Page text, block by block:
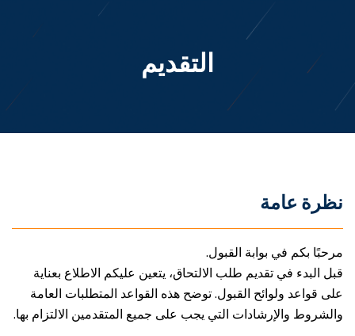
التقديم
نظرة عامة
مرحبًا بكم في بوابة القبول.
قبل البدء في تقديم طلب الالتحاق، يتعين عليكم الاطلاع بعناية
على قواعد ولوائح القبول. توضح هذه القواعد المتطلبات العامة
والشروط والإرشادات التي يجب على جميع المتقدمين الالتزام بها.